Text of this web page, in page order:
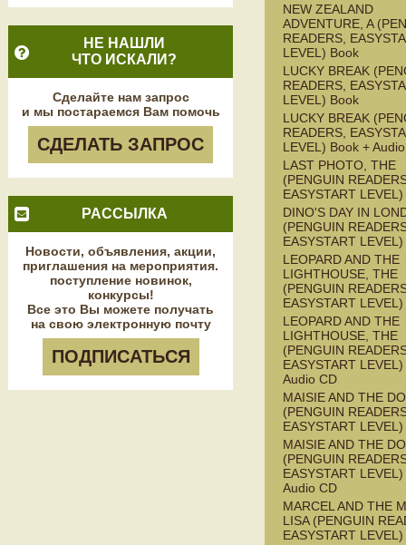
НЕ НАШЛИ
ЧТО ИСКАЛИ?
Сделайте нам запрос
и мы постараемся Вам помочь
СДЕЛАТЬ ЗАПРОС
РАССЫЛКА
Новости, объявления, акции,
приглашения на мероприятия.
поступление новинок,
конкурсы!
Все это Вы можете получать
на свою электронную почту
ПОДПИСАТЬСЯ
NEW ZEALAND
ADVENTURE, A
READERS,
LEVEL) Book
LUCKY BREAK
READERS,
LEVEL) Book
LUCKY BREAK
READERS,
LEVEL) Book +
LAST PHOTO, THE
(PENGUIN
EASYSTART
DINO'S DAY IN
(PENGUIN
EASYSTART
LEOPARD AND THE
LIGHTHOUSE, THE
(PENGUIN
EASYSTART
LEOPARD AND THE
LIGHTHOUSE, THE
(PENGUIN
EASYSTART
Audio CD
MAISIE AND THE
(PENGUIN
EASYSTART
MAISIE AND THE
(PENGUIN
EASYSTART
Audio CD
MARCEL AND THE
LISA (PENGUIN
EASYSTART